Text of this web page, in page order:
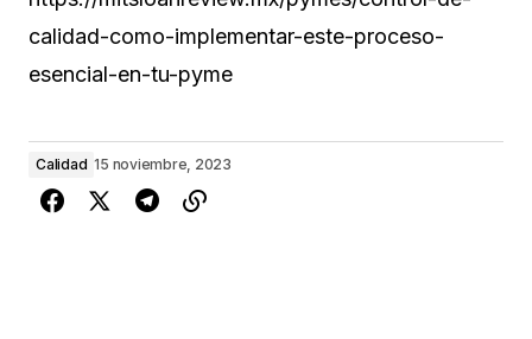
calidad-como-implementar-este-proceso-
esencial-en-tu-pyme
Calidad 15 noviembre, 2023